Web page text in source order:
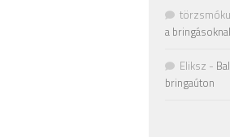
a
Eliksz -
bringaúton